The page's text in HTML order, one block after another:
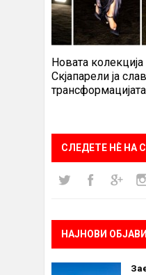
Новата
Скјапарели ја
трансформацијата
СЛЕДЕТЕ НÈ НА
НАЈНОВИ ОБЈАВИ